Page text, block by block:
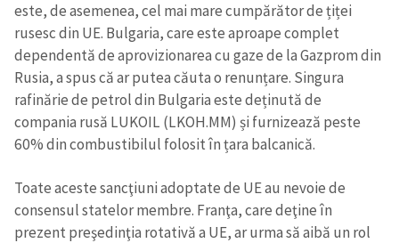
este, de asemenea, cel mai mare cumpărător de țiței
rusesc din UE. Bulgaria, care este aproape complet
dependentă de aprovizionarea cu gaze de la Gazprom din
Rusia, a spus că ar putea căuta o renunțare. Singura
rafinărie de petrol din Bulgaria este deținută de
compania rusă LUKOIL (LKOH.MM) și furnizează peste
60% din combustibilul folosit în țara balcanică.
Toate aceste sancţiuni adoptate de UE au nevoie de
consensul statelor membre. Franţa, care deţine în
prezent preşedinţia rotativă a UE, ar urma să aibă un rol